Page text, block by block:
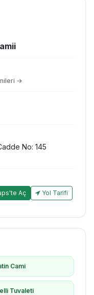
→
No: 145
Aç Yol Tarifi
Cami
Tuvaleti